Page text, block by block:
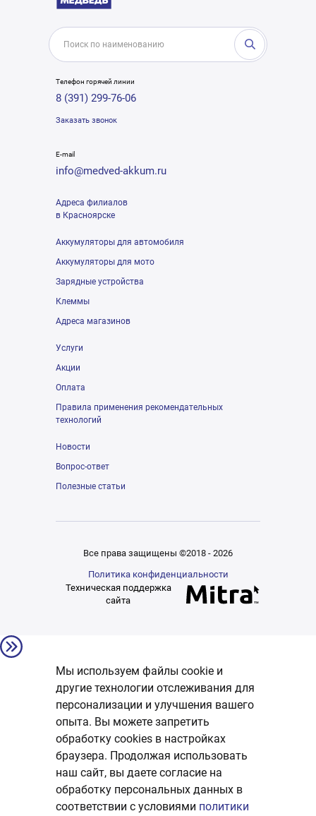
Телефон горячей линии
8 (391) 299-76-06
Заказать звонок
E-mail
info@medved-akkum.ru
Адреса филиалов
в Красноярске
Аккумуляторы для автомобиля
Аккумуляторы для мото
Зарядные устройства
Клеммы
Адреса магазинов
Услуги
Акции
Оплата
Правила применения рекомендательных
технологий
Новости
Вопрос-ответ
Полезные статьи
Все права защищены ©2018 - 2026
Политика конфиденциальности
Техническая поддержка
сайта
Мы используем файлы cookie и
другие технологии отслеживания для
персонализации и улучшения вашего
опыта. Вы можете запретить
обработку сookies в настройках
браузера. Продолжая использовать
наш сайт, вы даете согласие на
обработку персональных данных в
соответствии с условиями политики